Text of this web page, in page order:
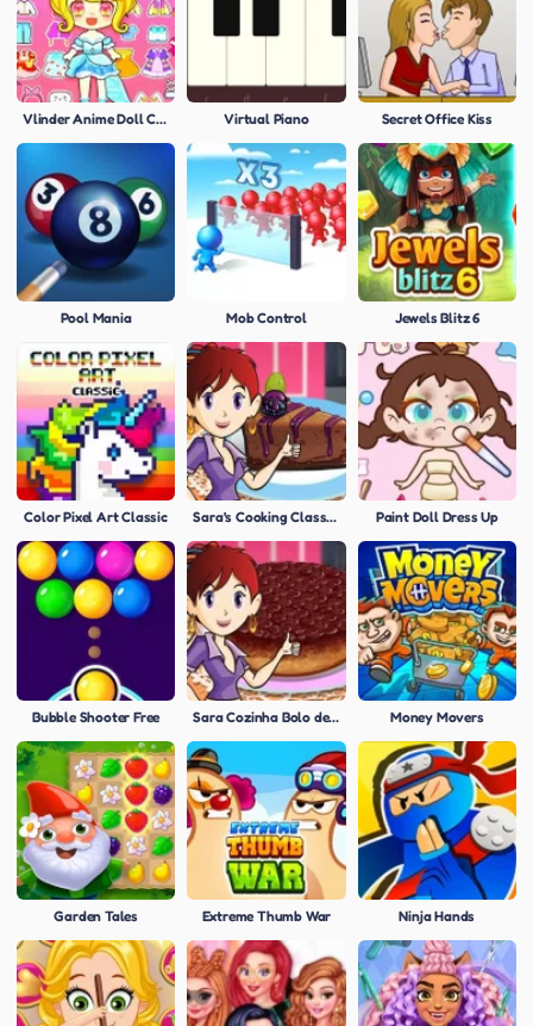
Vlinder Anime Doll Creator Virtual Piano Secret Office Kiss
Pool Mania Mob Control Jewels Blitz 6
Color Pixel Art Classic Sara's Cooking Class: Blackberry Cheesecake Paint Doll Dress Up
Bubble Shooter Free Sara Cozinha Bolo de Cereja Money Movers
Garden Tales Extreme Thumb War Ninja Hands